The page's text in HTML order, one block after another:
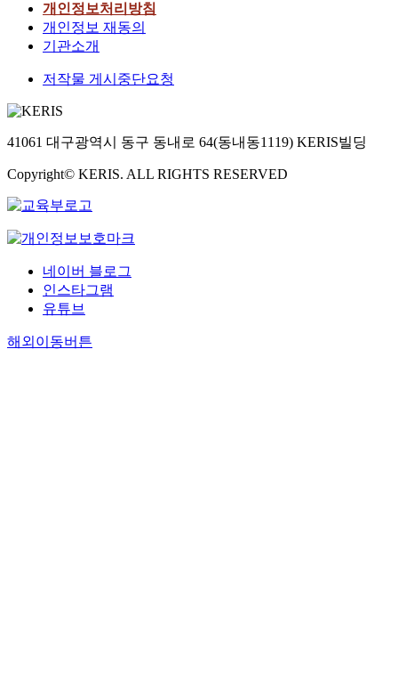
개인정보처리방침
개인정보 재동의
기관소개
저작물 게시중단요청
41061 대구광역시 동구 동내로 64(동내동1119) KERIS빌딩
Copyright© KERIS. ALL RIGHTS RESERVED
네이버 블로그
인스타그램
유튜브
해외이동버튼